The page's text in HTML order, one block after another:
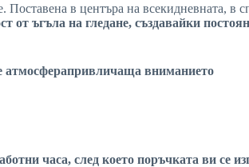
в центъра на всекидневната, в
от ъгъла на гледане, създавайки
атмосферапривличаща вниманието
часа, след което поръчката ви се